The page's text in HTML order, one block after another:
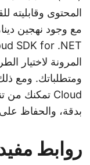
المحتوى وقابليته
المرونة لاختيار
بدقة، والحفاظ
روابط